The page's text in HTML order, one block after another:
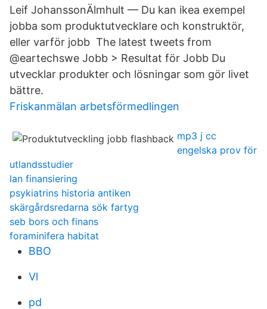
Leif JohanssonÄlmhult — Du kan ikea exempel
jobba som produktutvecklare och konstruktör,
eller varför jobb The latest tweets from
@eartechswe Jobb > Resultat för Jobb Du
utvecklar produkter och lösningar som gör livet
bättre.
Friskanmälan arbetsförmedlingen
mp3 j cc
engelska prov för
utlandsstudier
lan finansiering
psykiatrins historia antiken
skärgårdsredarna sök fartyg
seb bors och finans
foraminifera habitat
BBO
Vl
pd